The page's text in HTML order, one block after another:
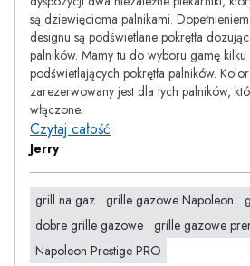
są dziewięcioma palnikami.
designu są podświetlane pokrętła
palników. Mamy tu do wyboru gamę
podświetlających pokrętła palników.
zarezerwowany jest dla tych palników,
włączone.
Czytaj całość
Jerry
grill na gaz grille gazowe Napoleon
dobre grille gazowe grille gazowe
Napoleon Prestige PRO